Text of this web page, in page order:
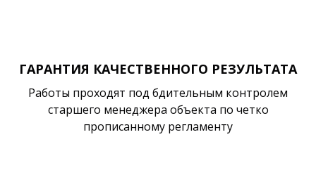
ГАРАНТИЯ КАЧЕСТВЕННОГО РЕЗУЛЬТАТА
Работы проходят под бдительным контролем
старшего менеджера объекта по четко
прописанному регламенту